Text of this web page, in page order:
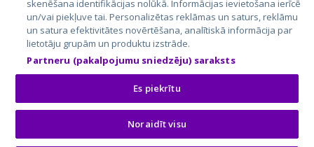
GetaPro.lv
GetaPro.ee
Skelbiu.lt
Autoplius.lt
Aruodas.lt
Paslaugos.lt
auto24.ee
KV.ee
Osta.ee
KuldneBörs.ee
skenēšana identifikācijas nolūkā. Informācijas ievietošana ierīcē
un/vai piekļuve tai. Personalizētas reklāmas un saturs, reklāmu
un satura efektivitātes novērtēšana, analītiskā informācija par
lietotāju grupām un produktu izstrāde.
Partneru (pakalpojumu sniedzēju) saraksts
Es piekrītu
Noraidīt visu